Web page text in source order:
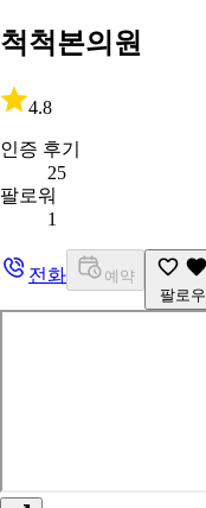
척척본의원
4.8
인증 후기
25
팔로워
1
전화
예약
팔로우